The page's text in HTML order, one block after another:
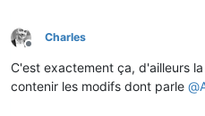
Offline
Charles
C'est exactement ça, d'ailleurs
contenir les modifs dont parle @